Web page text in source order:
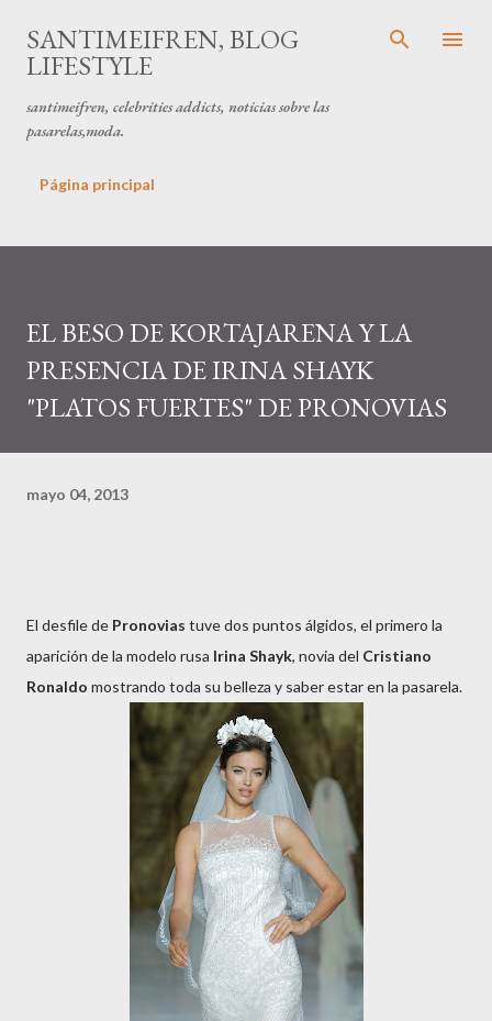
Ir al contenido principal
SANTIMEIFREN, BLOG
LIFESTYLE
santimeifren, celebrities addicts, noticias sobre las
pasarelas,moda.
Página principal
EL BESO DE KORTAJARENA Y LA
PRESENCIA DE IRINA SHAYK
"PLATOS FUERTES" DE PRONOVIAS
mayo 04, 2013
El desfile de Pronovias tuve dos puntos álgidos, el primero la
aparición de la modelo rusa Irina Shayk, novia del Cristiano
Ronaldo mostrando toda su belleza y saber estar en la pasarela.